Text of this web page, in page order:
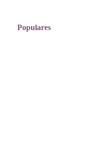
Populares